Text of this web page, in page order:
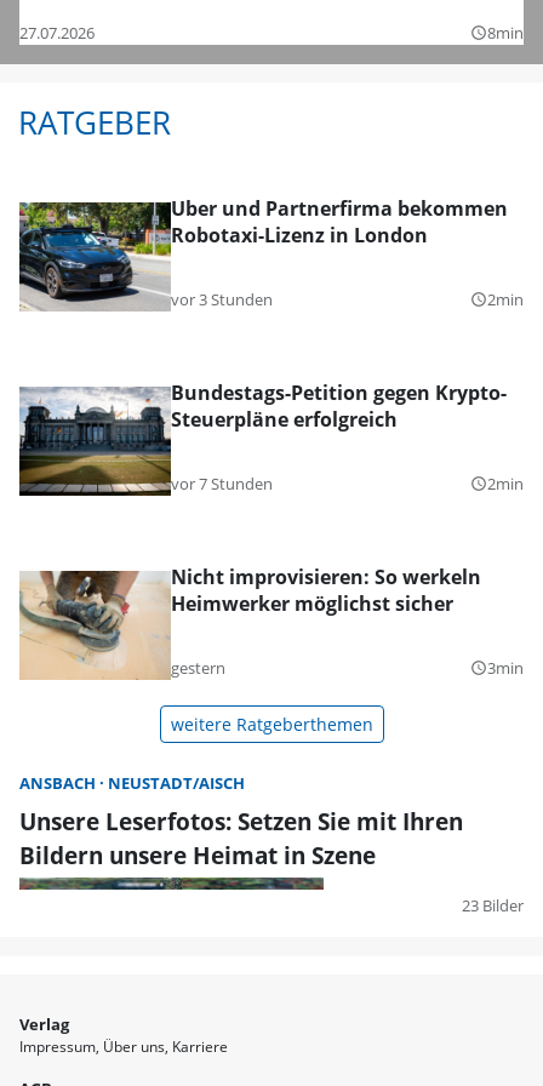
27.07.2026 query_builder8min
RATGEBER
Uber und Partnerfirma bekommen
Robotaxi-Lizenz in London
vor 3 Stunden query_builder2min
Bundestags-Petition gegen Krypto-
Steuerpläne erfolgreich
vor 7 Stunden query_builder2min
Nicht improvisieren: So werkeln
Heimwerker möglichst sicher
gestern query_builder3min
weitere Ratgeberthemen
ANSBACH NEUSTADT/AISCH
Unsere Leserfotos: Setzen Sie mit Ihren
Bildern unsere Heimat in Szene
23 Bilder
Verlag
Impressum Über uns Karriere